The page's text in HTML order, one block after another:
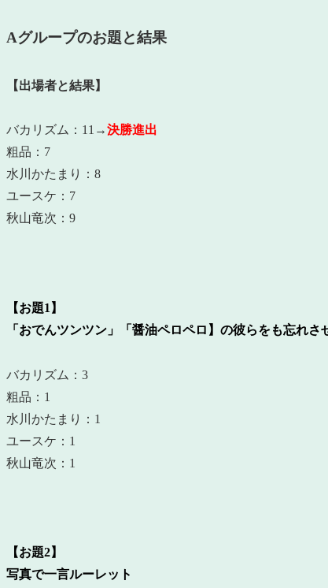
Aグループのお題と結果
【出場者と結果】
バカリズム：11→決勝進出
粗品：7
水川かたまり：8
ユースケ：7
秋山竜次：9
【お題1】
「おでんツンツン」「醤油ペロペロ】の彼らをも忘れ
バカリズム：3
粗品：1
水川かたまり：1
ユースケ：1
秋山竜次：1
【お題2】
写真で一言ルーレット